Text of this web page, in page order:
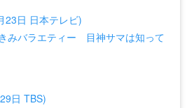
23日 日本テレビ)
みバラエティー 目神サマは知って
日 TBS)